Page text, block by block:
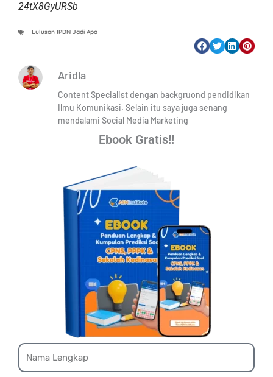
24tX8GyURSb
Lulusan IPDN Jadi Apa
Aridla
Content Specialist dengan backgruond pendidikan
Ilmu Komunikasi. Selain itu saya juga senang
mendalami Social Media Marketing
Ebook Gratis!!
Name